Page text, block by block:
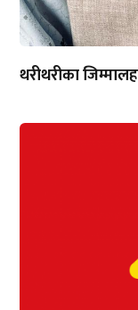
थरीथरीका